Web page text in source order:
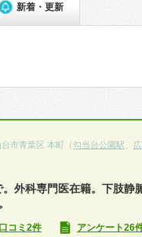
新着・更新
市青葉区 本町（勾当台公園駅
外科専門医在籍。下肢静
口コミ2件 アンケート26